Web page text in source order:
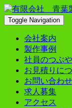
Skip
to
content
Toggle Navigation
会社案内
製作事例
社員のつぶ
お見積りに
お問い合わせ
求人募集
アクセス